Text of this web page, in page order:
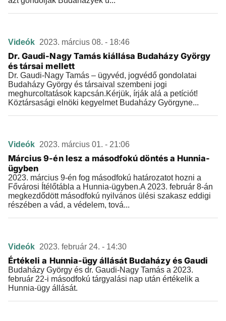
Videók 2023. március 08. - 18:46
Dr. Gaudi-Nagy Tamás kiállása Budaházy György
és társai mellett
Dr. Gaudi-Nagy Tamás – ügyvéd, jogvédő gondolatai
Budaházy György és társaival szembeni jogi
meghurcoltatások kapcsán.Kérjük, írják alá a petíciót!
Köztársasági elnöki kegyelmet Budaházy Györgyne...
Videók 2023. március 01. - 21:06
Március 9-én lesz a másodfokú döntés a Hunnia-
ügyben
2023. március 9-én fog másodfokú határozatot hozni a
Fővárosi Ítélőtábla a Hunnia-ügyben.A 2023. február 8-án
megkezdődött másodfokú nyilvános ülési szakasz eddigi
részében a vád, a védelem, tová...
Videók 2023. február 24. - 14:30
Értékeli a Hunnia-ügy állását Budaházy és Gaudi
Budaházy György és dr. Gaudi-Nagy Tamás a 2023.
február 22-i másodfokú tárgyalási nap után értékelik a
Hunnia-ügy állását.